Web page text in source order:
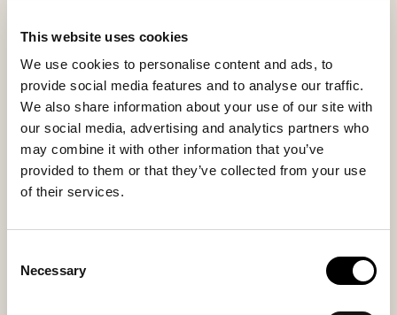
This website uses cookies
We use cookies to personalise content and ads, to
provide social media features and to analyse our traffic.
We also share information about your use of our site with
our social media, advertising and analytics partners who
may combine it with other information that you’ve
provided to them or that they’ve collected from your use
of their services.
Selection
Necessary
separat på vår hemsida.
Storlek: 23 × 35 cm
Inside material
Sheepskin
Outside material
Sheepskin
Du kanske också gillar